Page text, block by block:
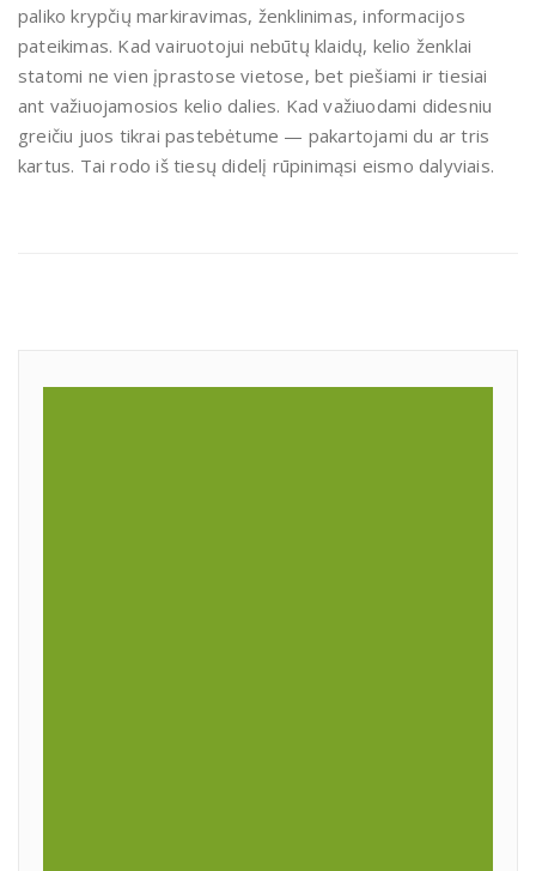
paliko krypčių markiravimas, ženklinimas, informacijos
pateikimas. Kad vairuotojui nebūtų klaidų, kelio ženklai
statomi ne vien įprastose vietose, bet piešiami ir tiesiai
ant važiuojamosios kelio dalies. Kad važiuodami didesniu
greičiu juos tikrai pastebėtume — pakartojami du ar tris
kartus. Tai rodo iš tiesų didelį rūpinimąsi eismo dalyviais.